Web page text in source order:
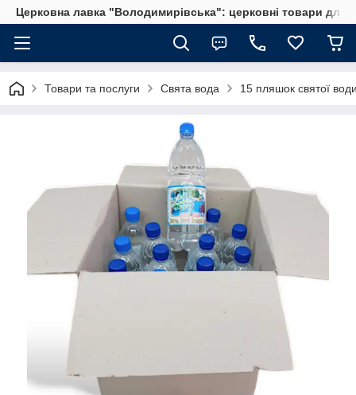
Церковна лавка "Володимирівська": церковні товари для
Товари та послуги Свята вода 15 пляшок святої